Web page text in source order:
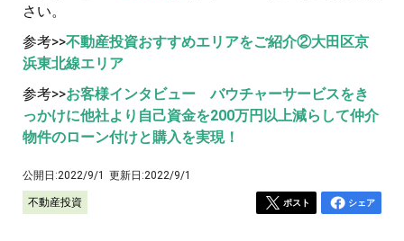
さい。
参考>>不動産投資おすすめエリアをご紹介②大田区京
浜東北線エリア
参考>>お客様インタビュー バウチャーサービスをき
っかけに他社より自己資金を200万円以上減らして仲介
物件のローン付けと購入を実現！
公開日:2022/9/1 更新日:2022/9/1
不動産投資 ポスト シェア